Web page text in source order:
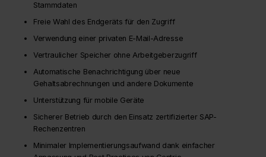
Stammdaten
Freie Wahl des Endgeräts für den Zugriff
Verwendung einer privaten E-Mail-Adresse
Vertraulicher Speicher ohne Arbeitgeberzugriff
Automatische Benachrichtigung über neue
Gehaltsabrechnungen und andere Dokumente
Unterstützung für mobile Geräte
Sicherer Betrieb durch den Einsatz zertifizierter SAP-
Rechenzentren
Minimaler Implementierungsaufwand dank einfacher